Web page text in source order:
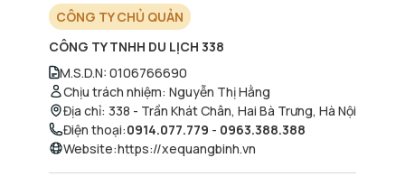
CÔNG TY CHỦ QUẢN
CÔNG TY TNHH DU LỊCH 338
M.S.D.N: 0106766690
Chịu trách nhiệm: Nguyễn Thị Hằng
Địa chỉ: 338 - Trần Khát Chân, Hai Bà Trưng, Hà Nội
Điện thoại:0914.077.779 - 0963.388.388
Website:https://xequangbinh.vn